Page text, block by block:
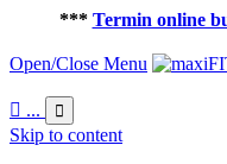
*** Termin online
Open/Close Menu
 ... 
Skip to content